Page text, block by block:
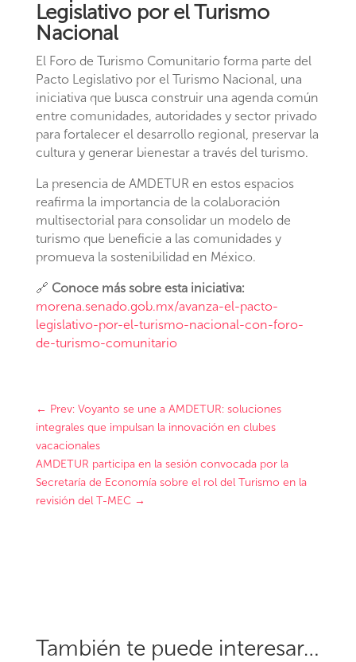
Legislativo por el Turismo
Nacional
El Foro de Turismo Comunitario forma parte del
Pacto Legislativo por el Turismo Nacional, una
iniciativa que busca construir una agenda común
entre comunidades, autoridades y sector privado
para fortalecer el desarrollo regional, preservar la
cultura y generar bienestar a través del turismo.
La presencia de AMDETUR en estos espacios
reafirma la importancia de la colaboración
multisectorial para consolidar un modelo de
turismo que beneficie a las comunidades y
promueva la sostenibilidad en México.
🔗 Conoce más sobre esta iniciativa:
morena.senado.gob.mx/avanza-el-pacto-
legislativo-por-el-turismo-nacional-con-foro-
de-turismo-comunitario
← Prev: Voyanto se une a AMDETUR: soluciones
integrales que impulsan la innovación en clubes
vacacionales
AMDETUR participa en la sesión convocada por la
Secretaría de Economía sobre el rol del Turismo en la
revisión del T-MEC→
También te puede interesar…